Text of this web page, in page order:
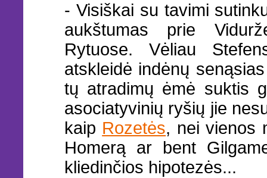
- Visiškai su tavimi
aukštumas prie
Rytuose. Vėliau
atskleidė indėnų
tų atradimų ėmė suktis
asociatyvinių ryšių jie
kaip Rozetės, nei vienos
Homerą ar bent
kliedinčios hipotezės...